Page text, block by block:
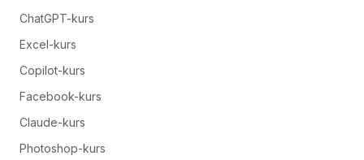
ChatGPT-kurs
Excel-kurs
Copilot-kurs
Facebook-kurs
Claude-kurs
Photoshop-kurs